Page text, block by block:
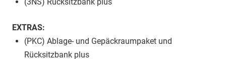
EXTRAS:
(PKC) Ablage- und Gepäckraumpaket und
Rücksitzbank plus